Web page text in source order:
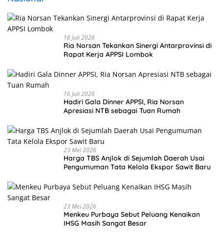
16 Juli 2026
Ria Norsan Tekankan Sinergi Antarprovinsi di
Rapat Kerja APPSI Lombok
16 Juli 2026
Hadiri Gala Dinner APPSI, Ria Norsan
Apresiasi NTB sebagai Tuan Rumah
23 Mei 2026
Harga TBS Anjlok di Sejumlah Daerah Usai
Pengumuman Tata Kelola Ekspor Sawit Baru
23 Mei 2026
Menkeu Purbaya Sebut Peluang Kenaikan
IHSG Masih Sangat Besar